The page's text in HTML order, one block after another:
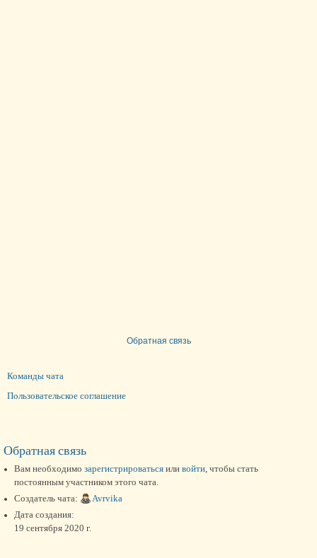
Обратная связь
Команды чата
Пользовательское соглашение
Обратная связь
Вам необходимо зарегистрироваться или войти, чтобы стать
постоянным участником этого чата.
Создатель чата:
Avrvika
Дата создания:
19 сентября 2020 г.